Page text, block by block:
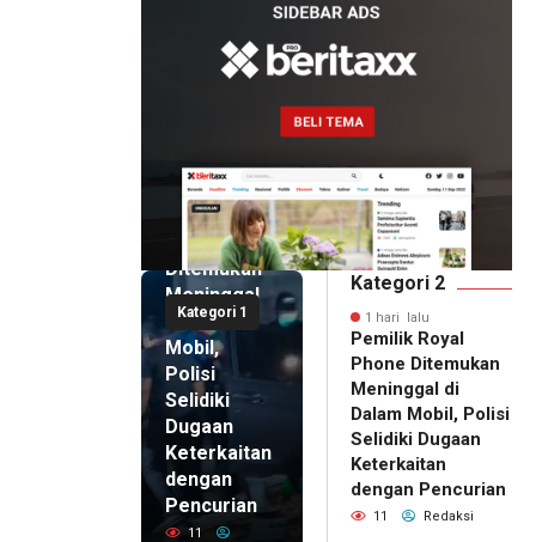
Kategori 1
1 hari lalu
Pemilik
Royal
Phone
Ditemukan
Meninggal
di Dalam
Mobil,
Polisi
Selidiki
Dugaan
Keterkaitan
dengan
Pencurian
11
Kategori 2
1 hari lalu
Pemilik Royal
Phone Ditemukan
Meninggal di
Dalam Mobil, Polisi
Selidiki Dugaan
Keterkaitan
dengan Pencurian
11 Redaksi